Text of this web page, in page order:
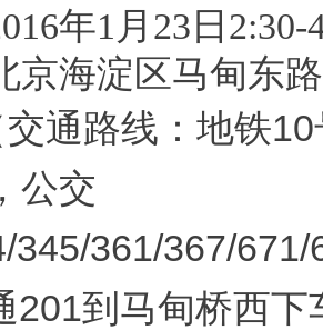
年1月23日2:30-
京海淀区马甸东
交通路线：地铁
公交
345/361/367/
201到马甸桥西下